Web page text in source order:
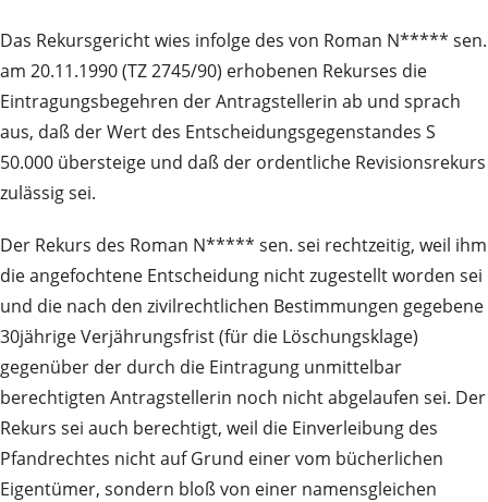
Das Rekursgericht wies infolge des von Roman N***** sen.
am 20.11.1990 (TZ 2745/90) erhobenen Rekurses die
Eintragungsbegehren der Antragstellerin ab und sprach
aus, daß der Wert des Entscheidungsgegenstandes S
50.000 übersteige und daß der ordentliche Revisionsrekurs
zulässig sei.
Der Rekurs des Roman N***** sen. sei rechtzeitig, weil ihm
die angefochtene Entscheidung nicht zugestellt worden sei
und die nach den zivilrechtlichen Bestimmungen gegebene
30jährige Verjährungsfrist (für die Löschungsklage)
gegenüber der durch die Eintragung unmittelbar
berechtigten Antragstellerin noch nicht abgelaufen sei. Der
Rekurs sei auch berechtigt, weil die Einverleibung des
Pfandrechtes nicht auf Grund einer vom bücherlichen
Eigentümer, sondern bloß von einer namensgleichen